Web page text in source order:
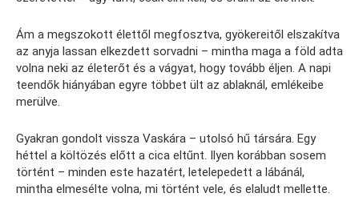
Ám a megszokott élettől megfosztva, gyökereitől elszakítva
az anyja lassan elkezdett sorvadni – mintha maga a föld adta
volna neki az életerőt és a vágyat, hogy tovább éljen. A napi
teendők hiányában egyre többet ült az ablaknál, emlékeibe
merülve.
Gyakran gondolt vissza Vaskára – utolsó hű társára. Egy
héttel a költözés előtt a cica eltűnt. Ilyen korábban sosem
történt – minden este hazatért, letelepedett a lábánál,
mintha elmesélte volna, mi történt vele, és elaludt mellette.